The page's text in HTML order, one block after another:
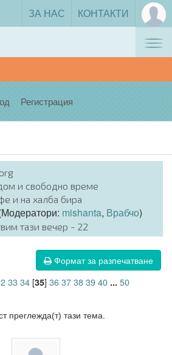
ЗА НАС КОНТАКТИ
Регистрация
и свободно време
и на халба бира
mishanta, Врабчо)
тази вечер - 22
Формат за разпечатване
3334[35] 3637383940 ... 50
преглежда(т) тази тема.